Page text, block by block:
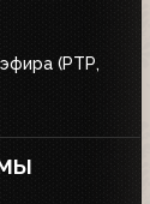
(РТР,